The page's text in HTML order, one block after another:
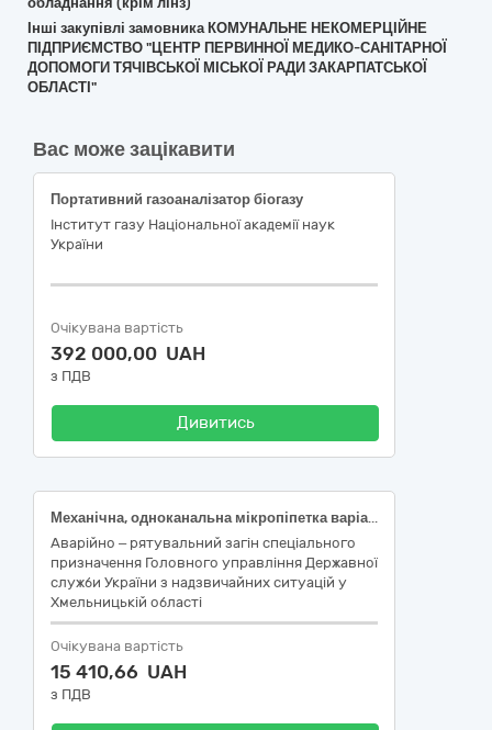
Інші закупівлі замовника КОМУНАЛЬНЕ НЕКОМЕРЦІЙНЕ
ПІДПРИЄМСТВО "ЦЕНТР ПЕРВИННОЇ МЕДИКО-САНІТАРНОЇ
ДОПОМОГИ ТЯЧІВСЬКОЇ МІСЬКОЇ РАДИ ЗАКАРПАТСЬКОЇ
ОБЛАСТІ"
Вас може зацікавити
Портативний газоаналізатор біогазу
Інститут газу Національної академії наук
України
Очікувана вартість
392 000,00 UAH
з ПДВ
Дивитись
Механічна, одноканальна мікропіпетка варіабельного об'єму 100-1000 µl (мкл) за НК 024:2023: 42875 - Мікропіпетка механічна, НК 031:2024: W0503020199- Піпетки - інше, ДК:021:2015: 38437100-8 Піпетки; Механічна, одноканальна мікропіпетка варіабельного об'єму 10–100µl (мкл) за НК 024:2023: 42875 - Мікропіпетка механічна, НК 031:2024: W0503020199- Піпетки - інше, ДК:021:2015: 38437100-8 Піпетки Єдиного закупівельного словника
Аварійно – рятувальний загін спеціального
призначення Головного управління Державної
служби України з надзвичайних ситуацій у
Хмельницькій області
Очікувана вартість
15 410,66 UAH
з ПДВ